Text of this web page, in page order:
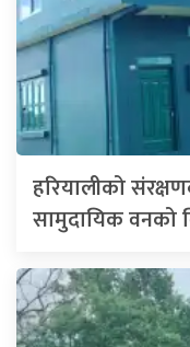
हरियालीको
सामुदायिक वनको